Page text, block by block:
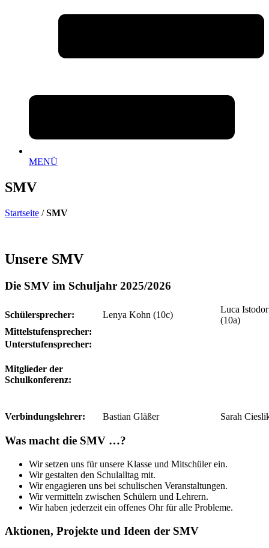
MENÜ
SMV
Startseite /SMV
Unsere SMV
Die SMV im Schuljahr 2025/2026
Schülersprecher: Lenya Kohn (10c)
Luca
(10a)
Mittelstufensprecher:
Unterstufensprecher:
Mitglieder der
Schulkonferenz:
Verbindungslehrer: Bastian Gläßer Sarah
Was macht die SMV …?
Wir setzen uns für unsere Klasse und Mitschüler ein.
Wir gestalten den Schulalltag mit.
Wir engagieren uns bei schulischen Veranstaltungen.
Wir vermitteln zwischen Schülern und Lehrern.
Wir haben jederzeit ein offenes Ohr für alle Probleme.
Aktionen, Projekte und Ideen der SMV